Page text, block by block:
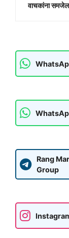
वाचकांना समजेल
Rang
Group